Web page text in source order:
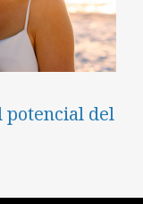
potencial del